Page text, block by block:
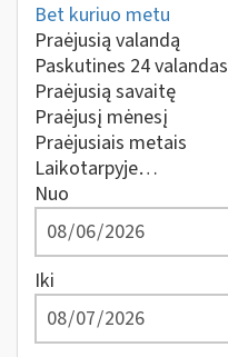
Bet kuriuo metu
Praėjusią valandą
Paskutines 24 valandas
Praėjusią savaitę
Praėjusį mėnesį
Praėjusiais metais
Laikotarpyje…
Nuo
Iki